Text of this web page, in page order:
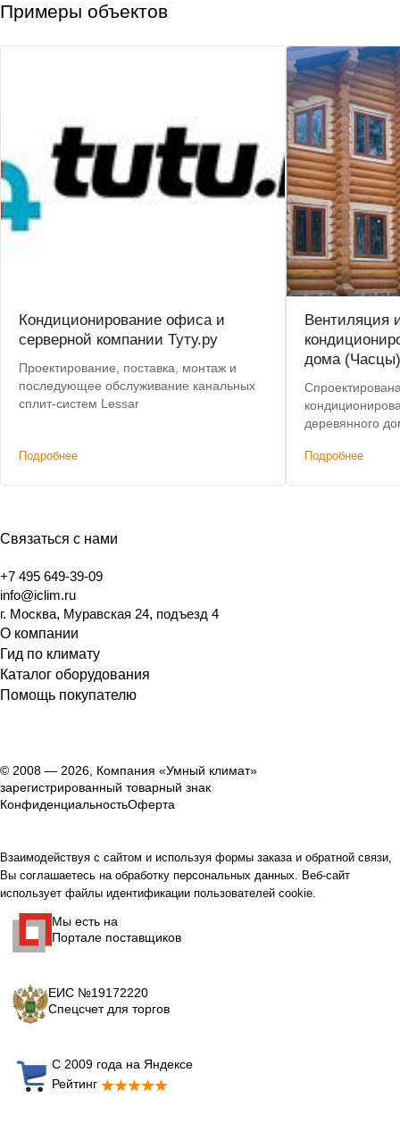
Примеры объектов
Кондиционирование офиса и
серверной компании Туту.ру
Проектирование, поставка, монтаж и
последующее обслуживание канальных
сплит-систем Lessar
Подробнее
Вентиляция
дома (Часцы)
деревянного
Подробнее
Связаться с нами
+7 495 649-39-09
info@iclim.ru
г. Москва, Муравская 24, подъезд 4
О компании
Гид по климату
Каталог оборудования
Помощь покупателю
© 2008 — 2026, Компания «Умный климат»
зарегистрированный товарный знак
КонфиденциальностьОферта
Взаимодействуя с сайтом и используя формы заказа и обратной связи,
Вы соглашаетесь на обработку персональных данных. Веб-сайт
использует файлы идентификации пользователей cookie.
Мы есть на
Портале поставщиков
ЕИС №19172220
Спецсчет для торгов
С 2009 года на Яндексе
Рейтинг